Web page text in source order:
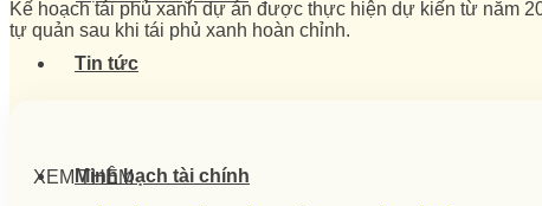
Tin tức
Minh bạch tài chính
Kế hoạch tái phủ xanh dự án được thực hiện dự kiến từ năm
tự quản sau khi tái phủ xanh hoàn chỉnh.
XEM THÊM